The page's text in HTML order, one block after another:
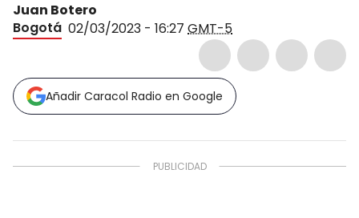
Juan Botero
Bogotá 02/03/2023 - 16:27 GMT-5
Añadir Caracol Radio en Google